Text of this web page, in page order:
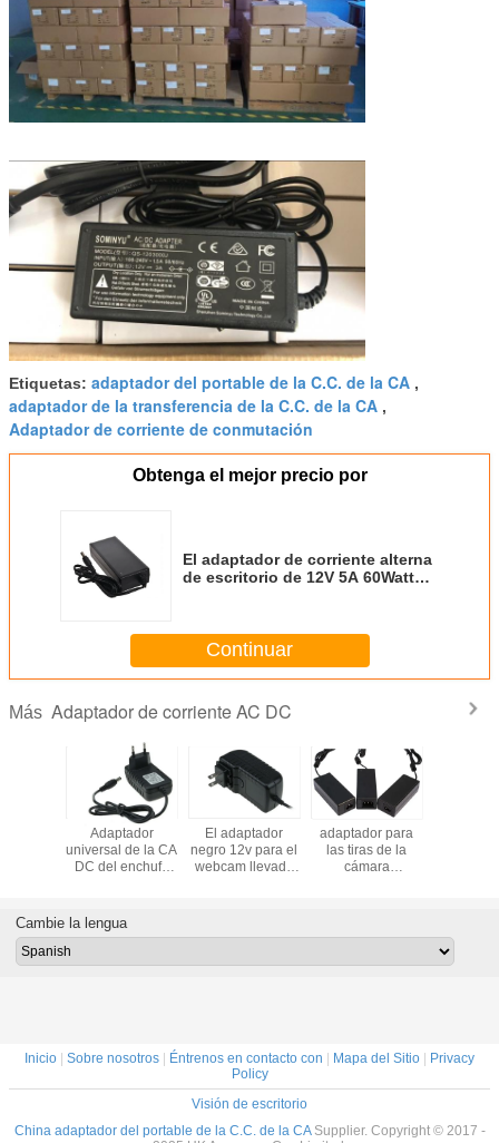
Etiquetas: adaptador del portable de la C.C. de la CA ,
adaptador de la transferencia de la C.C. de la CA ,
Adaptador de corriente de conmutación
Obtenga el mejor precio por
El adaptador de corriente alterna
de escritorio de 12V 5A 60Watt
neón 60Watt con UL ETL GS del
CE marcó
Continuar
Más Adaptador de corriente AC DC
CCTV
de las
UL del
Adaptador
universal de la CA
DC del enchufe
alimentación del
cámara CCTV/de
El adaptador
negro 12v para el
webcam llevado
adaptador para
las tiras de la
cámara
para la
CCTV
Cambie la lengua
Inicio | Sobre nosotros | Éntrenos en contacto con | Mapa del Sitio | Privacy
Policy
Visión de escritorio
China adaptador del portable de la C.C. de la CASupplier. Copyright © 2017 -